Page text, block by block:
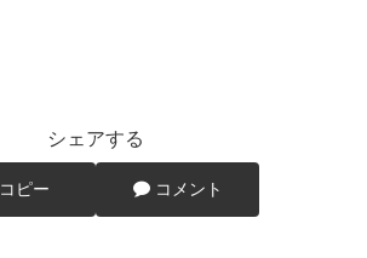
シェアする
コピー コメント